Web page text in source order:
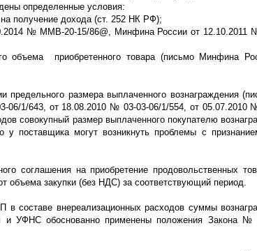
определенные условия:
получение дохода (ст. 252 НК РФ);
№ ММВ-20-15/86@, Минфина России от 12.10.2011
объема приобретенного товара (письмо Минфина
размера выплаченного вознаграждения
06/1/643, от 18.08.2010 № 03-03-06/1/554, от 05.07.2010
совокупный размер выплаченного покупателю
поставщика могут возникнуть проблемы с
соглашения на приобретение продовольственных
объема закупки (без НДС) за соответствующий период.
составе внереализационных расходов суммы
и УФНС обоснованно применены положения Закона